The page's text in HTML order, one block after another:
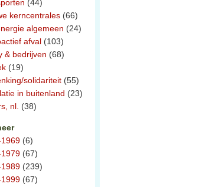
(44)
kerncentrales (66)
algemeen (24)
afval (103)
& bedrijven (68)
(19)
solidariteit (55)
in buitenland (23)
nl. (38)
(6)
(67)
(239)
(67)